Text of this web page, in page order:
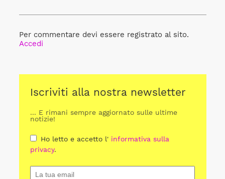
Per commentare devi essere registrato al sito.
Accedi
Iscriviti alla nostra newsletter
... E rimani sempre aggiornato sulle ultime
notizie!
Ho letto e accetto l' informativa sulla
privacy.